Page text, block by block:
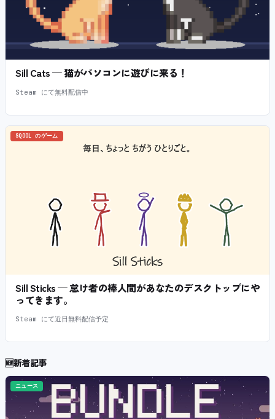
Sill Cats — 猫がパソコンに遊びに来る！
Steam にて無料配信中
SQOOL のゲーム
Sill Sticks — 怠け者の棒人間があなたのデスクトップにや
ってきます。
Steam にて近日無料配信予定
🆕新着記事
ニュース